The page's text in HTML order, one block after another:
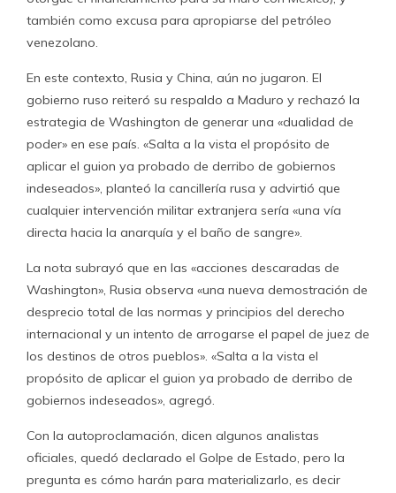
también como excusa para apropiarse del petróleo
venezolano.
En este contexto, Rusia y China, aún no jugaron. El
gobierno ruso reiteró su respaldo a Maduro y rechazó la
estrategia de Washington de generar una «dualidad de
poder» en ese país. «Salta a la vista el propósito de
aplicar el guion ya probado de derribo de gobiernos
indeseados», planteó la cancillería rusa y advirtió que
cualquier intervención militar extranjera sería «una vía
directa hacia la anarquía y el baño de sangre».
La nota subrayó que en las «acciones descaradas de
Washington», Rusia observa «una nueva demostración de
desprecio total de las normas y principios del derecho
internacional y un intento de arrogarse el papel de juez de
los destinos de otros pueblos». «Salta a la vista el
propósito de aplicar el guion ya probado de derribo de
gobiernos indeseados», agregó.
Con la autoproclamación, dicen algunos analistas
oficiales, quedó declarado el Golpe de Estado, pero la
pregunta es cómo harán para materializarlo, es decir